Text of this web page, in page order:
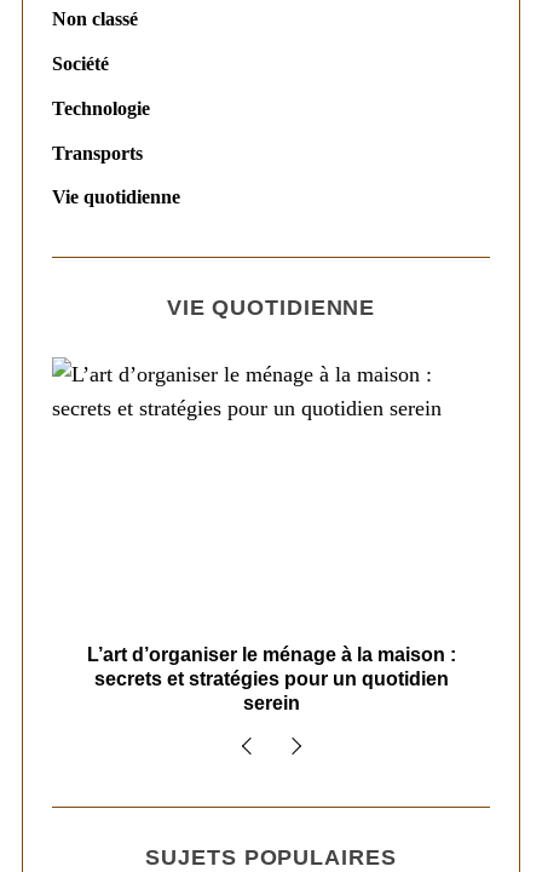
Non classé
Société
Technologie
Transports
Vie quotidienne
VIE QUOTIDIENNE
L’art d’organiser le ménage à la maison :
secrets et stratégies pour un quotidien
serein
SUJETS POPULAIRES